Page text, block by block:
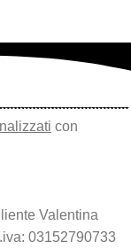
con
Valentina
03152790733